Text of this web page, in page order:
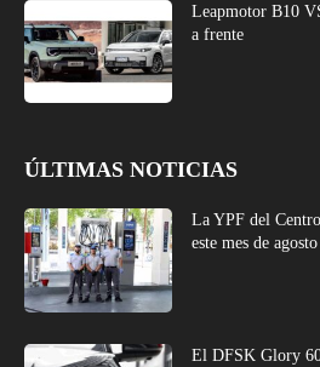
Leapmotor B10
a frente
ÚLTIMAS NOTICIAS
La YPF del
este mes de agosto
El DFSK Glory